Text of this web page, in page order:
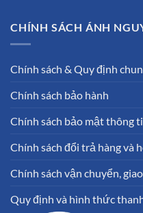
CHÍNH SÁCH ÁNH
Chính sách & Quy định
Chính sách bảo hành
Chính sách bảo mật thông
Chính sách đổi trả hàng và
Chính sách vận chuyển,
Quy định và hình thức